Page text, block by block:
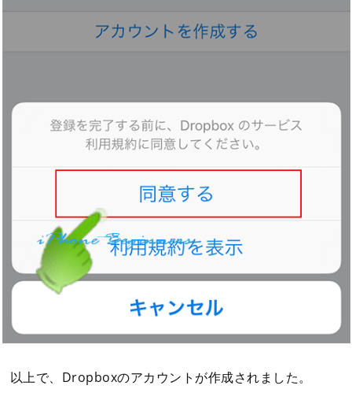
以上で、Dropboxのアカウントが作成されました。